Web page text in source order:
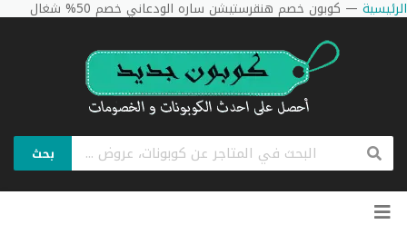
الرئيسية — كوبون خصم هنقرستيشن ساره الودعاني خصم 50% شغال
بحث
تخطي